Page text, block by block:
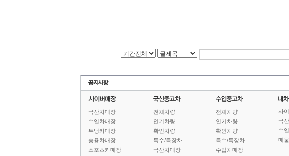
국산차매장
수입차매장
튜닝카매장
승용차매장
스포츠카매장
전체차량
인기차량
확인차량
특수/특장차
국산차매장
전체차량
인기차량
확인차량
특수/특장차
수입차매장
사
국
수
매